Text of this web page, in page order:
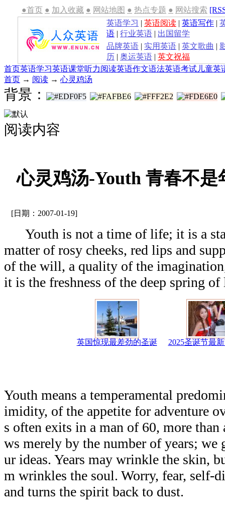
●首页 ● 加入收藏 ● 网站地图 ● 热点专题 ● 网站搜索
英语学习 | 英语阅读 | 英语写作 |
语 | 行业英语 | 出国留学
品牌英语 | 实用英语 | 英文歌曲 |
历 | 奥运英语 | 英文祝福
首页英语学习英语课堂听力阅读英语作文语法英语考试 儿童英
首页 → 阅读 → 心灵鸡汤
背景：
阅读内容
心灵鸡汤-Youth 青春不是
[日期：2007-01-19]
Youth is not a time of life; it is a
matter of rosy cheeks, red lips and
of the will, a quality of the
it is the freshness of the deep spring
英国惊现最差劲的圣诞 2025圣诞节最
Youth means a temperamental
imidity, of the appetite for adventure
s often exits in a man of 60, more
ws merely by the number of years; we
ur ideas. Years may wrinkle the skin,
m wrinkles the soul. Worry, fear, self-
and turns the spirit back to dust.